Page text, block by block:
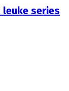
series